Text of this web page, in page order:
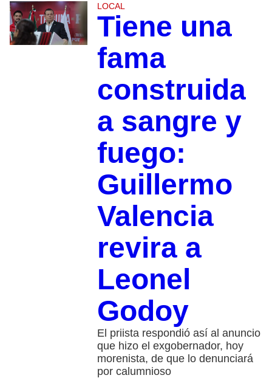
LOCAL
Tiene una
fama
construida
a sangre y
fuego:
Guillermo
Valencia
revira a
Leonel
Godoy
El priista respondió así al anuncio
que hizo el exgobernador, hoy
morenista, de que lo denunciará
por calumnioso